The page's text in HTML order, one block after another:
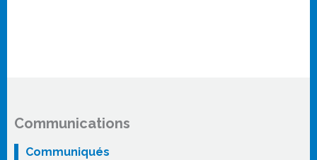
Communications
Communiqués